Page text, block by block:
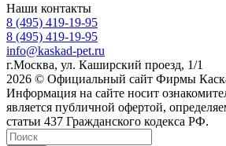
Наши контакты
8 (495) 419-19-95
8 (495) 419-19-95
info@kaskad-pet.ru
г.Москва, ул. Каширский проезд, 1/1
2026 © Официальный сайт Фирмы
Информация на сайте носит
является публичной офертой,
статьи 437 Гражданского кодекса РФ.